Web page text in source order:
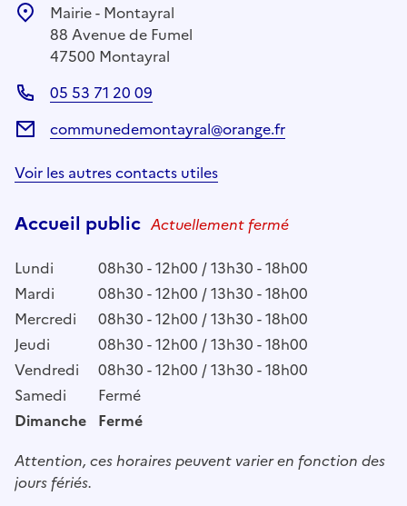
Mairie - Montayral
88 Avenue de Fumel
47500 Montayral
05 53 71 20 09
communedemontayral@orange.fr
Voir les autres contacts utiles
Accueil public Actuellement fermé
Lundi
08h30 - 12h00 / 13h30 - 18h00
Mardi
08h30 - 12h00 / 13h30 - 18h00
Mercredi
08h30 - 12h00 / 13h30 - 18h00
Jeudi
08h30 - 12h00 / 13h30 - 18h00
Vendredi
08h30 - 12h00 / 13h30 - 18h00
Samedi
Fermé
Dimanche Fermé
Attention, ces horaires peuvent varier en fonction des
jours fériés.